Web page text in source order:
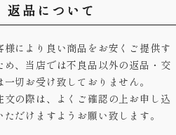
返品について
様により良い商品をお安くご提供す
め、当店では不良品以外の返品・交
一切お受け致しておりません。
文の際は、よくご確認の上お申し込
ただけますようお願い致します。